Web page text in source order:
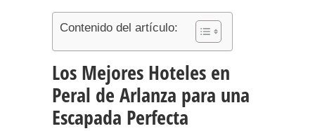
Contenido del artículo:
Los Mejores Hoteles en
Peral de Arlanza para una
Escapada Perfecta